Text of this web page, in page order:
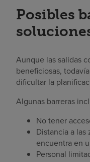
Posibles
Aunque las salidas
beneficiosas,
dificultar la
Algunas barreras
No tener
Distancia a las
encuentra en
Personal